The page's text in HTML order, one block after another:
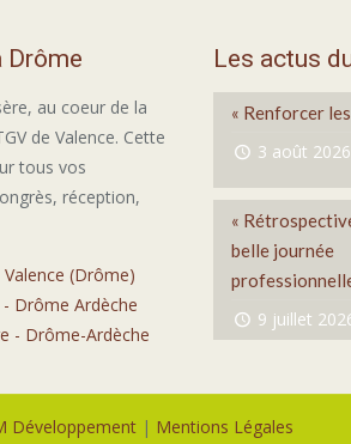
Drôme
au coeur de la
de Valence. Cette
tous vos
réception,
(Drôme)
Drôme Ardèche
- Drôme-Ardèche
Les actus
« Renforcer
3 août 2026
«
belle journée
9 juillet
Développement | Mentions Légales